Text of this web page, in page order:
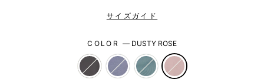
COLOR — DUSTY ROSE